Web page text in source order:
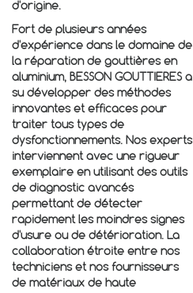
d'origine.
Fort de plusieurs années
d'expérience dans le domaine de
la réparation de gouttières en
aluminium, BESSON GOUTTIERES a
su développer des méthodes
innovantes et efficaces pour
traiter tous types de
dysfonctionnements. Nos experts
interviennent avec une rigueur
exemplaire en utilisant des outils
de diagnostic avancés
permettant de détecter
rapidement les moindres signes
d'usure ou de détérioration. La
collaboration étroite entre nos
techniciens et nos fournisseurs
de matériaux de haute